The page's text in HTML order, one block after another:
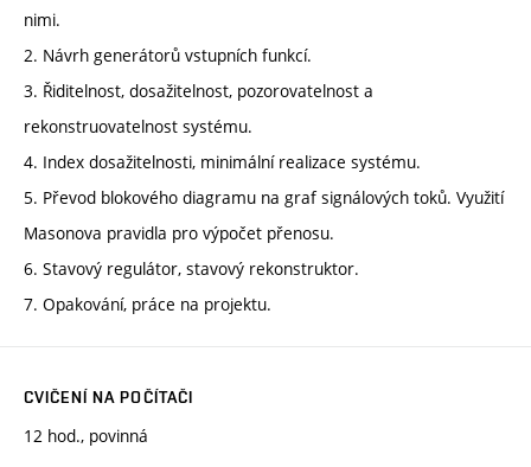
nimi.
2. Návrh generátorů vstupních funkcí.
3. Řiditelnost, dosažitelnost, pozorovatelnost a
rekonstruovatelnost systému.
4. Index dosažitelnosti, minimální realizace systému.
5. Převod blokového diagramu na graf signálových toků. Využití
Masonova pravidla pro výpočet přenosu.
6. Stavový regulátor, stavový rekonstruktor.
7. Opakování, práce na projektu.
CVIČENÍ NA POČÍTAČI
12 hod., povinná